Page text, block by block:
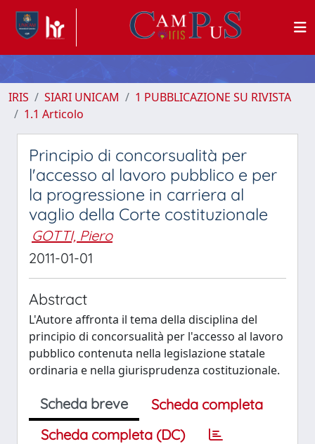
IRIS SIARI UNICAM
1 PUBBLICAZIONE SU RIVISTA
1.1 Articolo
Principio di concorsualità per
l'accesso al lavoro pubblico e per
la progressione in carriera al
vaglio della Corte costituzionale
GOTTI, Piero
2011-01-01
Abstract
L'Autore affronta il tema della disciplina del
principio di concorsualità per l'accesso al lavoro
pubblico contenuta nella legislazione statale
ordinaria e nella giurisprudenza costituzionale.
Scheda breve
Scheda completa
Scheda completa (DC)